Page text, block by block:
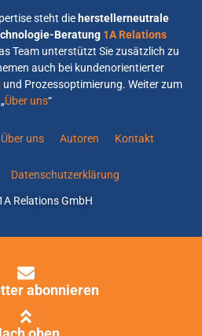
steht die herstellerneutrale
Beratung 1A Relations
Team unterstützt Sie zusätzlich zu
auch bei kundenorientierter
Prozessoptimierung. Weiter zum
„Über uns“
Über uns Autoren Kontakt
Datenschutzerklärung
Relations GmbH
abonnieren